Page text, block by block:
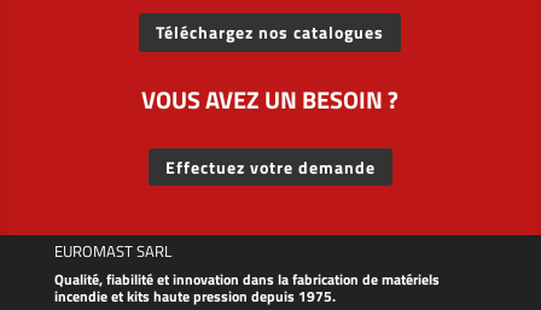
Téléchargez nos catalogues
VOUS AVEZ UN BESOIN ?
Effectuez votre demande
EUROMAST SARL
Qualité, fiabilité et innovation dans la fabrication de matériels
incendie et kits haute pression depuis 1975.